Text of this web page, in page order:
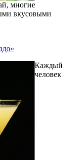
многие
вкусовыми
Каждый
человек